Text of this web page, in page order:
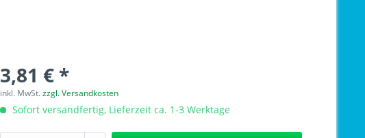
3,81 € *
inkl. MwSt.zzgl. Versandkosten
Sofort versandfertig, Lieferzeit ca. 1-3 Werktage